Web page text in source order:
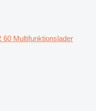
60 Multifunktionslader